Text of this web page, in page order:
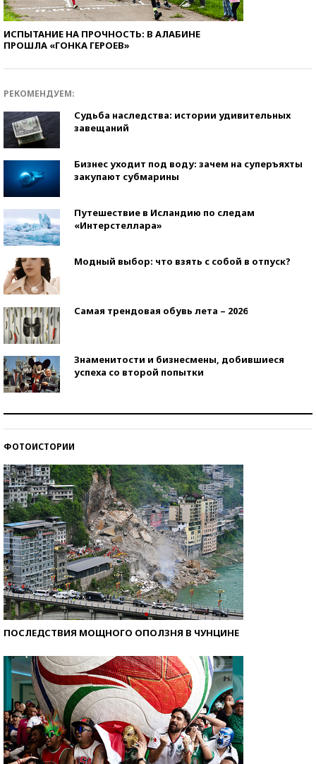
ИСПЫТАНИЕ НА ПРОЧНОСТЬ: В АЛАБИНЕ
ПРОШЛА «ГОНКА ГЕРОЕВ»
РЕКОМЕНДУЕМ:
Судьба наследства: истории удивительных
завещаний
Бизнес уходит под воду: зачем на суперъяхты
закупают субмарины
Путешествие в Исландию по следам
«Интерстеллара»
Модный выбор: что взять с собой в отпуск?
Самая трендовая обувь лета – 2026
Знаменитости и бизнесмены, добившиеся
успеха со второй попытки
ФОТОИСТОРИИ
ПОСЛЕДСТВИЯ МОЩНОГО ОПОЛЗНЯ В ЧУНЦИНЕ